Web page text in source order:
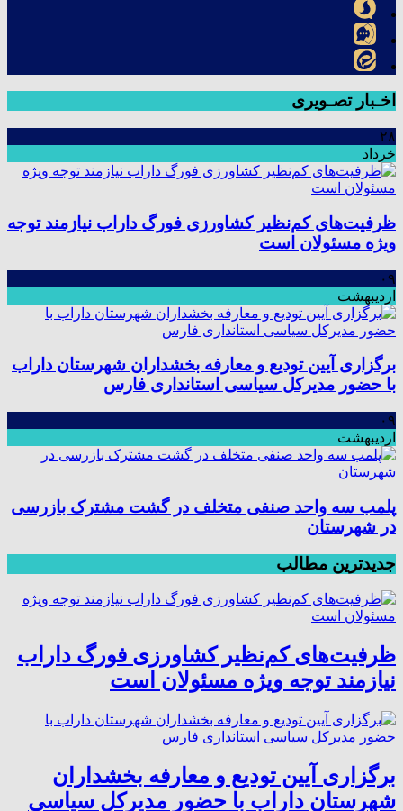
اخـبار تصـویری
۲۸
خرداد
ظرفیت‌های کم‌نظیر کشاورزی فورگ داراب نیازمند توجه
ویژه مسئولان است
۰۹
اردیبهشت
برگزاری آیین تودیع و معارفه بخشداران شهرستان داراب
با حضور مدیرکل سیاسی استانداری فارس
۰۹
اردیبهشت
پلمب سه واحد صنفی متخلف در گشت مشترک بازرسی
در شهرستان
جدیدترین مطالب
ظرفیت‌های کم‌نظیر کشاورزی فورگ داراب
نیازمند توجه ویژه مسئولان است
برگزاری آیین تودیع و معارفه بخشداران
شهرستان داراب با حضور مدیرکل سیاسی